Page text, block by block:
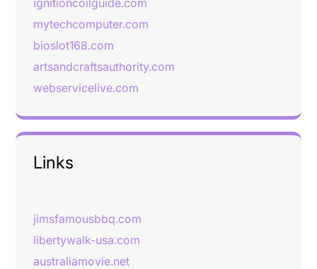
ignitioncoilguide.com
mytechcomputer.com
bioslot168.com
artsandcraftsauthority.com
webservicelive.com
Links
jimsfamousbbq.com
libertywalk-usa.com
australiamovie.net